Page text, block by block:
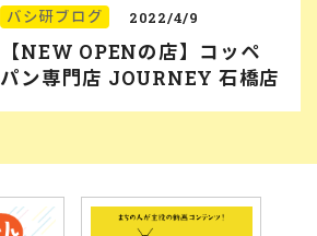
バシ研ブログ 2022/4/9
【NEW OPENの店】コッペ
パン専門店 JOURNEY 石橋店